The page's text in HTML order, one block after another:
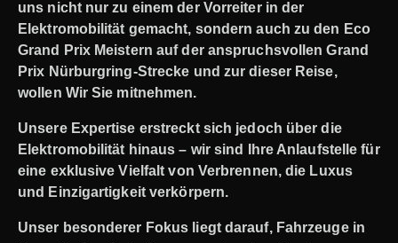
uns nicht nur zu einem der Vorreiter in der
Elektromobilität gemacht, sondern auch zu den Eco
Grand Prix Meistern auf der anspruchsvollen Grand
Prix Nürburgring-Strecke und zur dieser Reise,
wollen Wir Sie mitnehmen.
Unsere Expertise erstreckt sich jedoch über die
Elektromobilität hinaus – wir sind Ihre Anlaufstelle für
eine exklusive Vielfalt von Verbrennen, die Luxus
und Einzigartigkeit verkörpern.
Unser besonderer Fokus liegt darauf, Fahrzeuge in